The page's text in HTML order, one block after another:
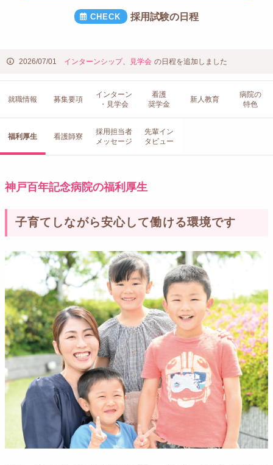
採用試験の日程
2026/07/01 インターンシップ、 見学会 の日程を追加しました
就職情報 募集要項
インターン
・見学会
看護
奨学金
新人教育
病院の
特色
福利厚生 看護師寮
採用担当者
メッセージ
先輩イン
タビュー
神戸百年記念病院の福利厚生
子育てしながら安心して働ける環境です